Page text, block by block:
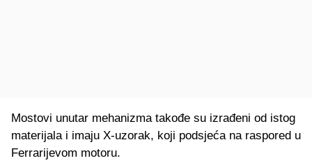
Mostovi unutar mehanizma takođe su izrađeni od istog
materijala i imaju X-uzorak, koji podsjeća na raspored u
Ferrarijevom motoru.